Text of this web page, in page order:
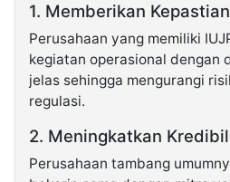
1. Memberikan
Perusahaan yang memiliki
kegiatan operasional dengan
jelas sehingga mengurangi
regulasi.
2. Meningkatkan
Perusahaan tambang